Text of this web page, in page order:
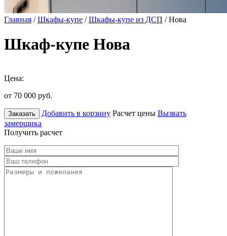
Главная /Шкафы-купе /Шкафы-купе из ДСП / Нова
Шкаф-купе Нова
Цена:
от 70 000 руб.
Заказать Добавить в корзину Расчет цены Вызвать
замерщика
Получить расчет